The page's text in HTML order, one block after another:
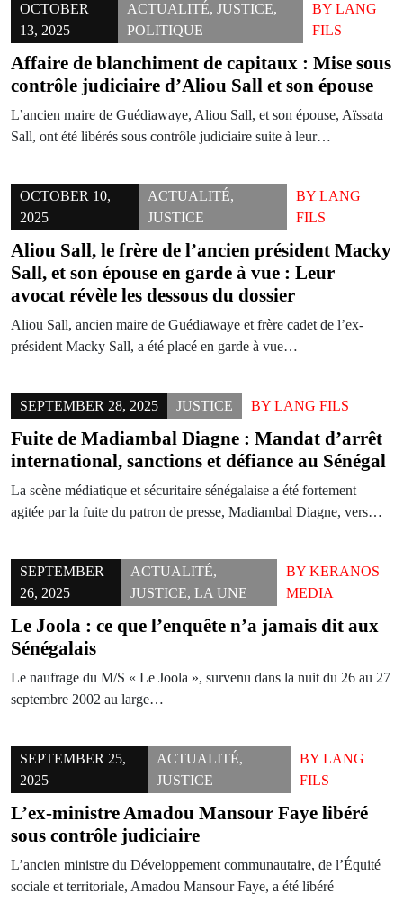
OCTOBER
13, 2025
ACTUALITÉ,JUSTICE,
POLITIQUE
BY LANG
FILS
Affaire de blanchiment de capitaux : Mise sous
contrôle judiciaire d’Aliou Sall et son épouse
L’ancien maire de Guédiawaye, Aliou Sall, et son épouse, Aïssata
Sall, ont été libérés sous contrôle judiciaire suite à leur…
OCTOBER 10,
2025
ACTUALITÉ,
JUSTICE
BY LANG
FILS
Aliou Sall, le frère de l’ancien président Macky
Sall, et son épouse en garde à vue : Leur
avocat révèle les dessous du dossier
Aliou Sall, ancien maire de Guédiawaye et frère cadet de l’ex-
président Macky Sall, a été placé en garde à vue…
SEPTEMBER 28, 2025 JUSTICE BY LANG FILS
Fuite de Madiambal Diagne : Mandat d’arrêt
international, sanctions et défiance au Sénégal
La scène médiatique et sécuritaire sénégalaise a été fortement
agitée par la fuite du patron de presse, Madiambal Diagne, vers…
SEPTEMBER
26, 2025
ACTUALITÉ,
JUSTICE, LA UNE
BYKERANOS
MEDIA
Le Joola : ce que l’enquête n’a jamais dit aux
Sénégalais
Le naufrage du M/S « Le Joola », survenu dans la nuit du 26 au 27
septembre 2002 au large…
SEPTEMBER 25,
2025
ACTUALITÉ,
JUSTICE
BY LANG
FILS
L’ex-ministre Amadou Mansour Faye libéré
sous contrôle judiciaire
L’ancien ministre du Développement communautaire, de l’Équité
sociale et territoriale, Amadou Mansour Faye, a été libéré